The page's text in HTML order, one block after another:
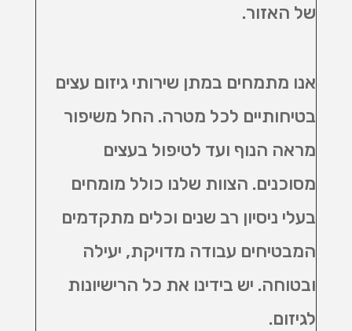
של האזור.
אנו מתמחים במתן שירותי גיזום עצים
בטיחותיים לכל מטרה. החל משיפור
מראה הנוף ועד לטיפול בעצים
מסוכנים. הצוות שלנו כולל מומחים
בעלי ניסיון רב שנים וכלים מתקדמים
המבטיחים עבודה מדויקת, יעילה
ובטוחה. יש בידינו את כל הרישיונות
לגיזום.